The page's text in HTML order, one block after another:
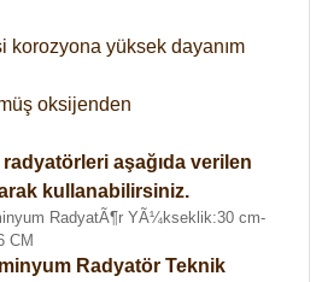
korozyona yüksek dayanım
oksijenden
aşağıda verilen
kullanabilirsiniz.
Radyatör Teknik